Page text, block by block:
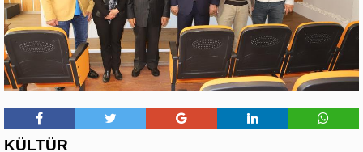
KÜLTÜR